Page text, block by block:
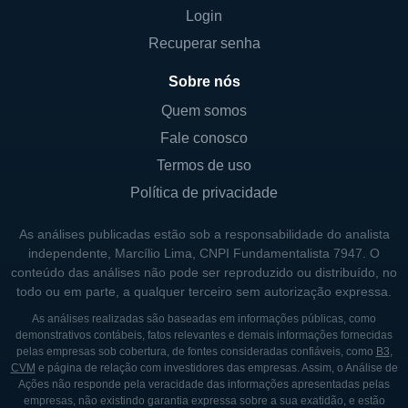
O banco também explora oportunidades de
produtos que atendam diversos perfis de
clientes na sua região de atuação. Ao focar
em nichos específicos e mercados locais, o
CBM Bancorp consegue estabelecer uma
CONTROLADORES E SÓCIOS
CBM Bancorp é uma entidade pública, e
portanto, seus acionistas são compostos por
investidores que compram ações da
empresa no mercado. Atualmente, não há
menção de controle direto de entidades
Login
Recuperar senha
Sobre nós
Quem somos
Fale conosco
Termos de uso
Política de privacidade
As análises publicadas estão sob a responsabilidade do analista
independente, Marcílio Lima, CNPI Fundamentalista 7947. O
conteúdo das análises não pode ser reproduzido ou distribuído, no
todo ou em parte, a qualquer terceiro sem autorização expressa.
As análises realizadas são baseadas em informações públicas, como
demonstrativos contábeis, fatos relevantes e demais informações fornecidas
pelas empresas sob cobertura, de fontes consideradas confiáveis, como B3,
CVM e página de relação com investidores das empresas. Assim, o Análise de
Ações não responde pela veracidade das informações apresentadas pelas
empresas, não existindo garantia expressa sobre a sua exatidão, e estão